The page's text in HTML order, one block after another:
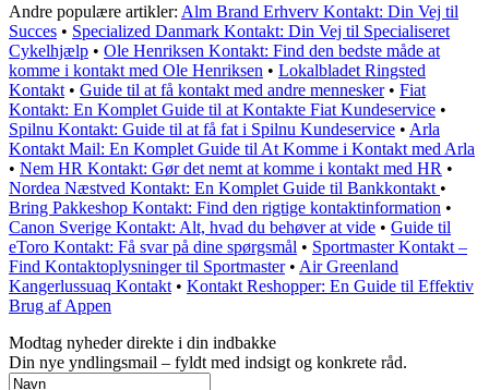
Andre populære artikler: Alm Brand Erhverv Kontakt: Din Vej til
Succes • Specialized Danmark Kontakt: Din Vej til Specialiseret
Cykelhjælp • Ole Henriksen Kontakt: Find den bedste måde at
komme i kontakt med Ole Henriksen • Lokalbladet Ringsted
Kontakt • Guide til at få kontakt med andre mennesker• Fiat
Kontakt: En Komplet Guide til at Kontakte Fiat Kundeservice •
Spilnu Kontakt: Guide til at få fat i Spilnu Kundeservice • Arla
Kontakt Mail: En Komplet Guide til At Komme i Kontakt med Arla
• Nem HR Kontakt: Gør det nemt at komme i kontakt med HR •
Nordea Næstved Kontakt: En Komplet Guide til Bankkontakt •
Bring Pakkeshop Kontakt: Find den rigtige kontaktinformation •
Canon Sverige Kontakt: Alt, hvad du behøver at vide • Guide til
eToro Kontakt: Få svar på dine spørgsmål • Sportmaster Kontakt –
Find Kontaktoplysninger til Sportmaster• Air Greenland
Kangerlussuaq Kontakt • Kontakt Reshopper: En Guide til Effektiv
Brug af Appen
Modtag nyheder direkte i din indbakke
Din nye yndlingsmail – fyldt med indsigt og konkrete råd.